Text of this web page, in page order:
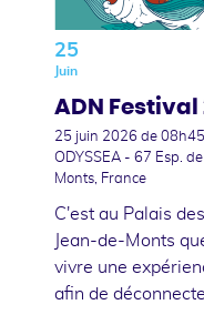
25
Juin
ADN Festival
25 juin 2026 de
ODYSSEA - 67 Esp.
Monts, France
C'est au Palais
Jean-de-Monts
vivre une
afin de